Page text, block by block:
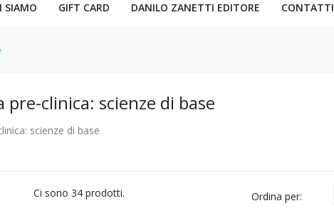
SIAMO GIFT CARD DANILO ZANETTI EDITORE CONTATTI
pre-clinica: scienze di base
scienze di base
Ci sono 34 prodotti. Ordina per: